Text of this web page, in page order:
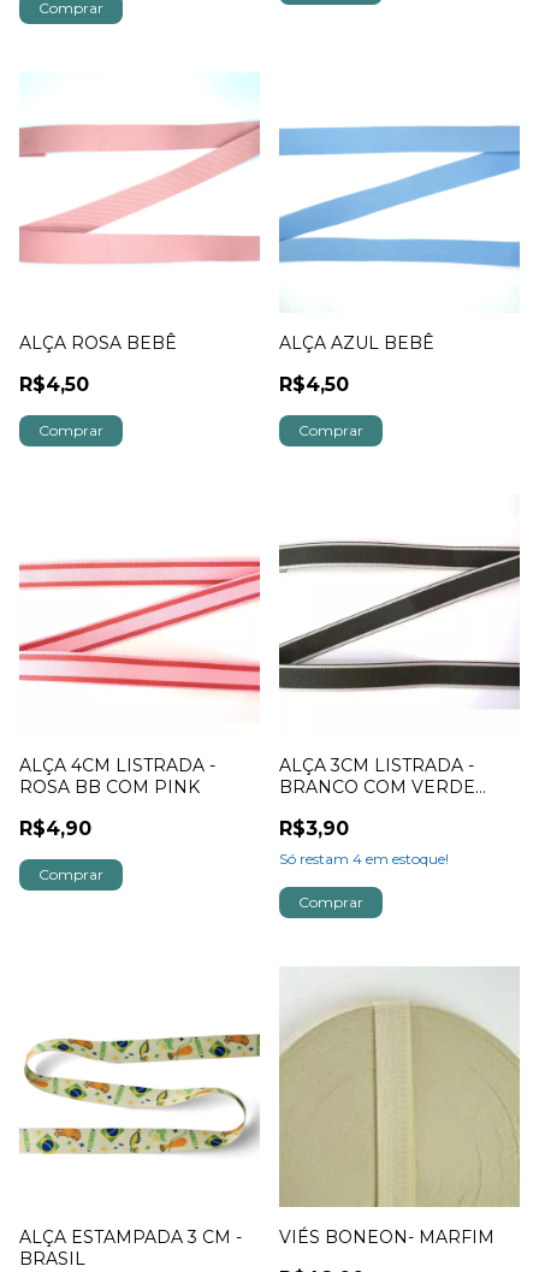
ALÇA ROSA BEBÊ
R$4,50
Comprar
ALÇA AZUL BEBÊ
R$4,50
Comprar
ALÇA 4CM LISTRADA -
ROSA BB COM PINK
R$4,90
ALÇA 3CM LISTRADA -
BRANCO COM VERDE
R$3,90
Só restam 4 em estoque!
ALÇA ESTAMPADA 3 CM -
BRASIL
VIÉS BONEON- MARFIM